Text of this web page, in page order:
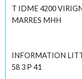
T IDME 4200
MARRES MHH
INFORMATION
58 3 P 41